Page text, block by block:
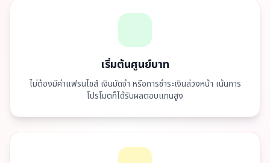
เริ่มต้นศูนย์บาท
ไม่ต้องมีค่าแฟรนไชส์ เงินมัดจำ หรือการชำระเงินล่วงหน้า เน้นการ
โปรโมตก็ได้รับผลตอบแทนสูง